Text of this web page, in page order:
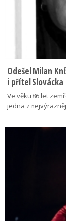
Odešel Milan
i přítel Slovácka
Ve věku 86 let
jedna z